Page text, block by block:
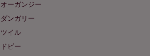
オーガンジー
ダンガリー
ツイル
ドビー